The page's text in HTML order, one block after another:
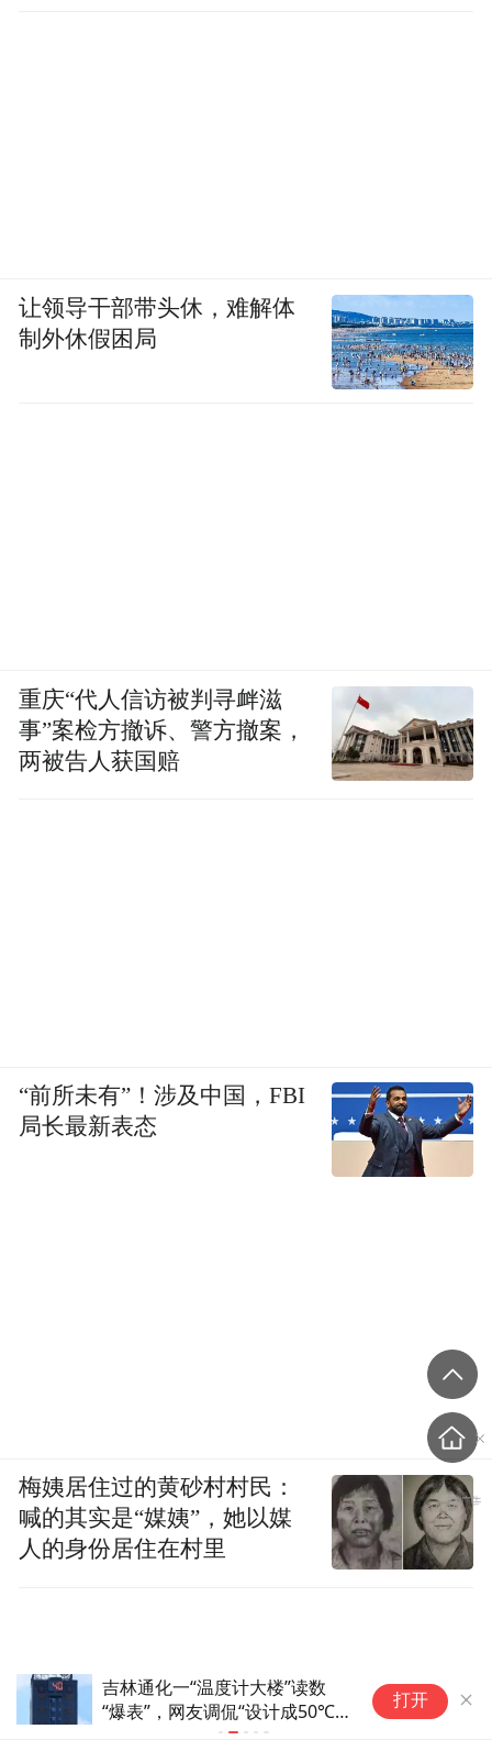
睡前躺在床上剔牙，这个习惯让6旬老人
险些肠穿孔！入院时一根牙签“卡”在肠壁
打开
让领导干部带头休，难解体
制外休假困局
重庆“代人信访被判寻衅滋
事”案检方撤诉、警方撤案，
两被告人获国赔
“前所未有”！涉及中国，FBI
局长最新表态
梅姨居住过的黄砂村村民：
喊的其实是“媒姨”，她以媒
人的身份居住在村里